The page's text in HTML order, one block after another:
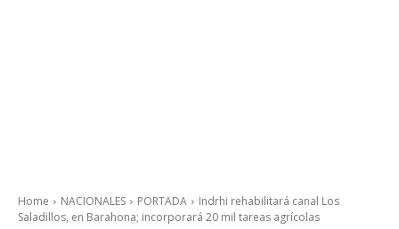
Home NACIONALES PORTADA
Indrhi rehabilitará canal Los
Saladillos, en Barahona; incorporará 20 mil tareas agrícolas